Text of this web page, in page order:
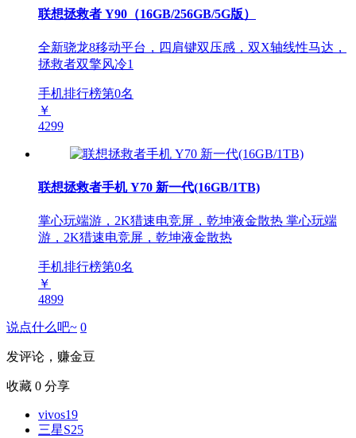
联想拯救者 Y90（16GB/256GB/5G版）
全新骁龙8移动平台，四肩键双压感，双X轴线性马达，
拯救者双擎风冷1
手机排行榜第0名
￥
4299
联想拯救者手机 Y70 新一代(16GB/1TB)
掌心玩端游，2K猎速电竞屏，乾坤液金散热 掌心玩端
游，2K猎速电竞屏，乾坤液金散热
手机排行榜第0名
￥
4899
说点什么吧~ 0
发评论，赚金豆
收藏 0 分享
vivos19
三星S25